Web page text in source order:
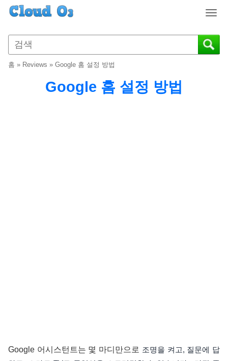
T
g
g
홈 » Reviews » Google 홈 설정 방법
Google 홈 설정 방법
Google 어시스턴트는 몇 마디만으로 조명을 켜고, 질문에 답